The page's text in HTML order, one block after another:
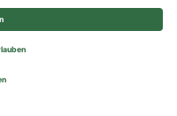
rights reserved